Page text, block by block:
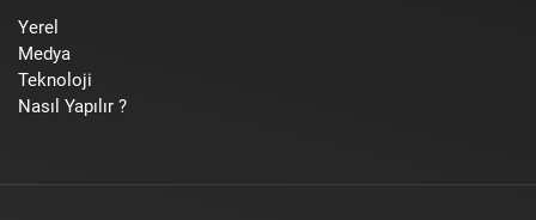
Yerel
Medya
Teknoloji
Nasıl Yapılır ?